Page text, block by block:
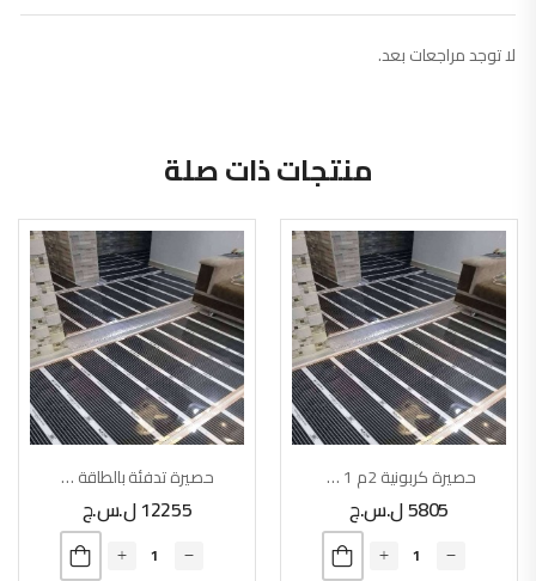
لا توجد مراجعات بعد.
منتجات ذات صلة
حصيرة كربونية 2م X 1م
5805ل.س.ج
حصيرة تدفئة بالطاقة الشمسية
12255ل.س.ج